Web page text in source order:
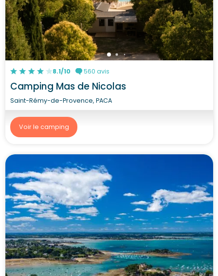
8.1/10 560 avis
Camping Mas de Nicolas
Saint-Rémy-de-Provence, PACA
Voir le camping